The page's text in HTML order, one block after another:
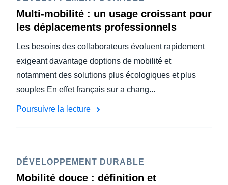
Multi-mobilité : un usage croissant pour
les déplacements professionnels
Les besoins des collaborateurs évoluent rapidement
exigeant davantage doptions de mobilité et
notamment des solutions plus écologiques et plus
souples En effet français sur a chang...
Poursuivre la lecture
DÉVELOPPEMENT DURABLE
Mobilité douce : définition et